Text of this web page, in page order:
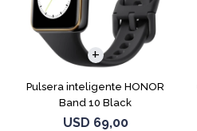
Pulsera inteligente HONOR
Band 10 Black
USD 69,00